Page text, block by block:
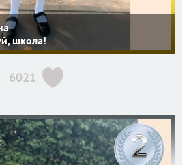
школа!
6021